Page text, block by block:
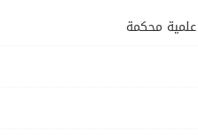
محكمة